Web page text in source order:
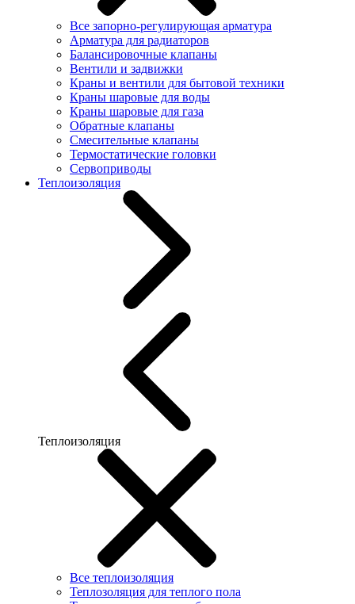
Все запорно-регулирующая арматура
Арматура для радиаторов
Балансировочные клапаны
Вентили и задвижки
Краны и вентили для бытовой техники
Краны шаровые для воды
Краны шаровые для газа
Обратные клапаны
Смесительные клапаны
Термостатические головки
Сервоприводы
Теплоизоляция
Теплоизоляция
Все теплоизоляция
Теплозоляция для теплого пола